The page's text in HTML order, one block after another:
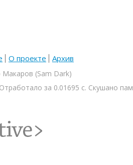
О проекте Архив
(Sam Dark)
за 0.01695 с. Скушано